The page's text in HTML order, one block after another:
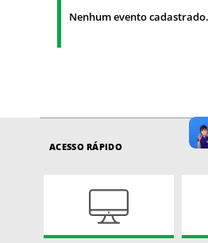
Nenhum evento cadastrado.
ACESSO RÁPIDO